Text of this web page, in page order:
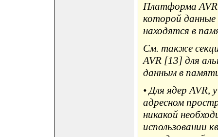
Платформа AVR
которой данные
находятся в
См. также
AVR [13] для
данным в
• Для ядер
адресном
никакой
использовании